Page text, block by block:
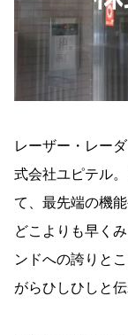
レーザー・レー
式会社ユピテル
て、最先端の機
どこよりも早く
ンドへの誇りと
がらひしひしと